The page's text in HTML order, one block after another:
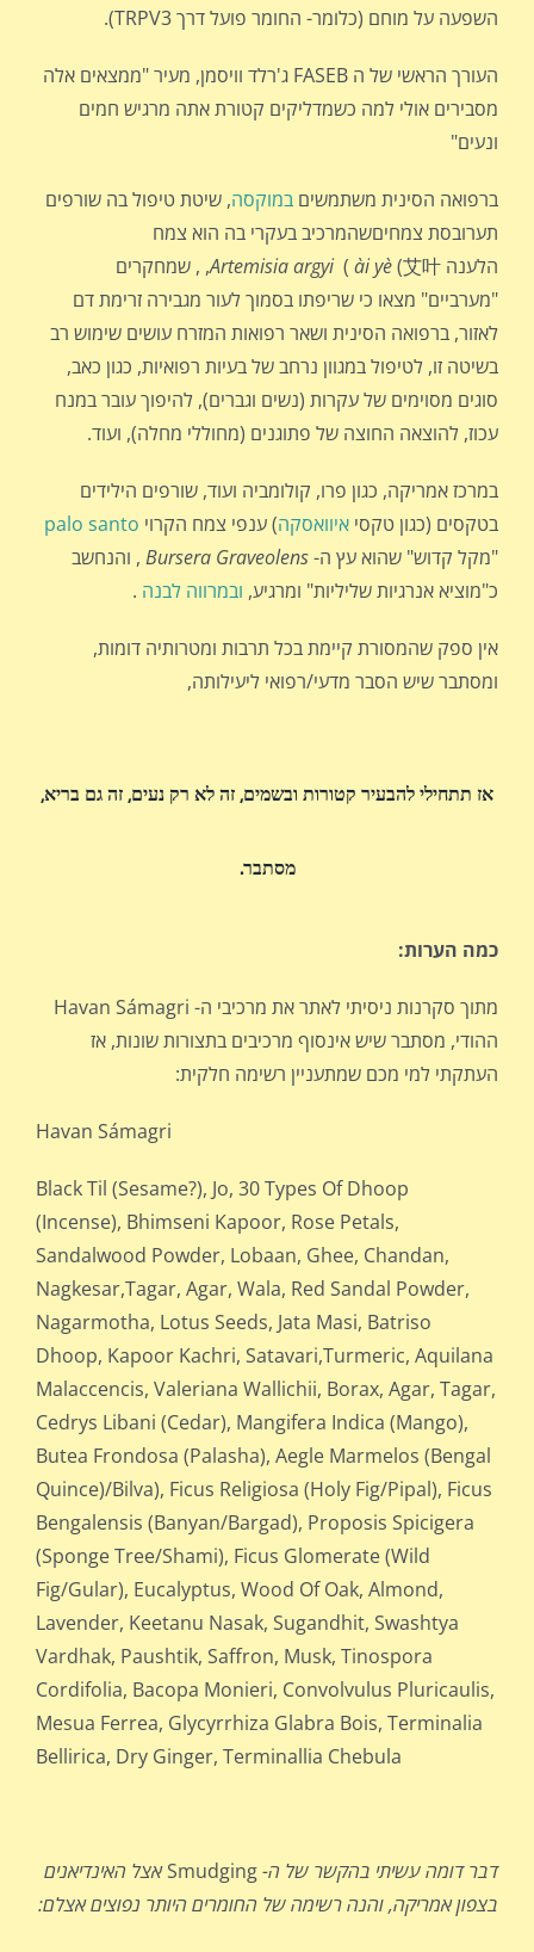
השפעה על מוחם (כלומר- החומר פועל דרך TRPV3).
העורך הראשי של ה FASEB ג'רלד וויסמן, מעיר "ממצאים אלה
מסבירים אולי למה כשמדליקים קטורת אתה מרגיש חמים
ונעים"
ברפואה הסינית משתמשים במוקסה, שיטת טיפול בה שורפים
תערובסת צמחיםשהמרכיב בעקרי בה הוא צמח
הלענה
Artemisia argyi ( ài yè(艾叶
, , שמחקרים
"מערביים" מצאו כי שריפתו בסמוך לעור מגבירה זרימת דם
לאזור, ברפואה הסינית ושאר רפואות המזרח עושים שימוש רב
בשיטה זו, לטיפול במגוון נרחב של בעיות רפואיות, כגון כאב,
סוגים מסוימים של עקרות (נשים וגברים), להיפוך עובר במנח
עכוז, להוצאה החוצה של פתוגנים (מחוללי מחלה), ועוד.
במרכז אמריקה, כגון פרו, קולומביה ועוד, שורפים הילידים
בטקסים (כגון טקסי איוואסקה) ענפי צמח הקרוי palo santo
"מקל קדוש" שהוא עץ ה-Bursera Graveolens , והנחשב
כ"מוציא אנרגיות שליליות" ומרגיע, ובמרווה לבנה .
אין ספק שהמסורת קיימת בכל תרבות ומטרותיה דומות,
ומסתבר שיש הסבר מדעי/רפואי ליעילותה,
אז תתחילי להבעיר קטורות ובשמים, זה לא רק נעים, זה גם בריא,
מסתבר.
כמה הערות:
מתוך סקרנות ניסיתי לאתר את מרכיבי ה- Havan Sámagri
ההודי, מסתבר שיש אינסוף מרכיבים בתצורות שונות, אז
העתקתי למי מכם שמתעניין רשימה חלקית:
Havan Sámagri
Black Til (Sesame?), Jo, 30 Types Of Dhoop
(Incense), Bhimseni Kapoor, Rose Petals,
Sandalwood Powder, Lobaan, Ghee, Chandan,
Nagkesar,Tagar, Agar, Wala, Red Sandal Powder,
Nagarmotha, Lotus Seeds, Jata Masi, Batriso
Dhoop, Kapoor Kachri, Satavari,Turmeric, Aquilana
Malaccencis, Valeriana Wallichii, Borax, Agar, Tagar,
Cedrys Libani (Cedar), Mangifera Indica (Mango),
Butea Frondosa (Palasha), Aegle Marmelos (Bengal
Quince)/Bilva), Ficus Religiosa (Holy Fig/Pipal), Ficus
Bengalensis (Banyan/Bargad), Proposis Spicigera
(Sponge Tree/Shami), Ficus Glomerate (Wild
Fig/Gular), Eucalyptus, Wood Of Oak, Almond,
Lavender, Keetanu Nasak, Sugandhit, Swashtya
Vardhak, Paushtik, Saffron, Musk, Tinospora
Cordifolia, Bacopa Monieri, Convolvulus Pluricaulis,
Mesua Ferrea, Glycyrrhiza Glabra Bois, Terminalia
Bellirica, Dry Ginger, Terminallia Chebula
דבר דומה עשיתי בהקשר של ה-Smudgingאצל האינדיאנים
בצפון אמריקה, והנה רשימה של החומרים היותר נפוצים אצלם: